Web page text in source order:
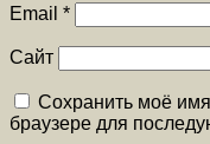
Email *
Сайт
Сохранить моё
браузере для